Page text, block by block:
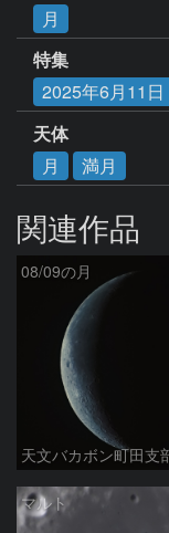
月
特集
2025年6月11
天体
月
満月
関連作品
08/09の月
天文バカボン町田支
マルト